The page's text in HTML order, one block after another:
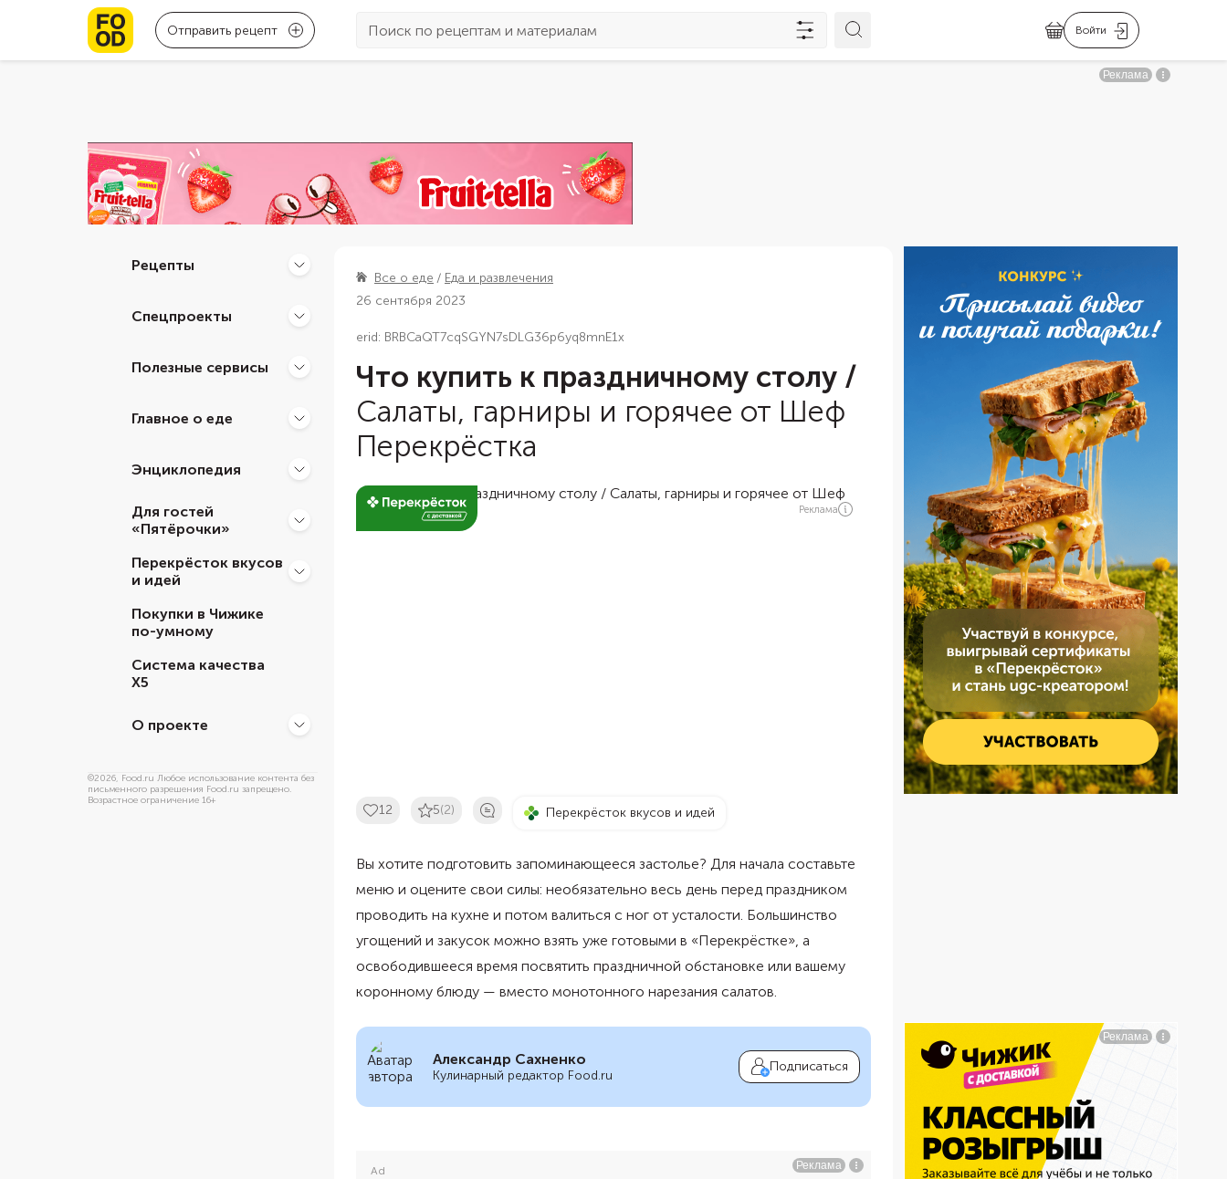
Отправить рецепт Войти
Рецепты
Спецпроекты
Полезные сервисы
Главное о еде
Энциклопедия
Для гостей
«Пятёрочки»
Перекрёсток вкусов
и идей
Покупки в Чижике
по-умному
Система качества
Х5
О проекте
©2026, Food.ru Любое использование контента без
письменного разрешения Food.ru запрещено.
Возрастное ограничение 16+
Все о еде
Еда и развлечения
26 сентября 2023
erid: BRBCaQT7cqSGYN7sDLG36p6yq8mnE1x
Что купить к праздничному столу /
Салаты, гарниры и горячее от Шеф
Перекрёстка
Реклама
12 5(2) Перекрёсток вкусов и идей
Вы хотите подготовить запоминающееся застолье? Для начала составьте
меню и оцените свои силы: необязательно весь день перед праздником
проводить на кухне и потом валиться с ног от усталости. Большинство
угощений и закусок можно взять уже готовыми в «Перекрёстке», а
освободившееся время посвятить праздничной обстановке или вашему
коронному блюду — вместо монотонного нарезания салатов.
Александр Сахненко
Кулинарный редактор Food.ru
Подписаться
Ad